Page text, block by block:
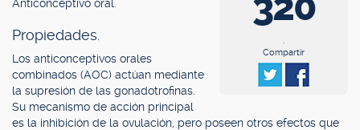
.
Compartir
Anticonceptivo oral.
Propiedades.
Los anticonceptivos orales
combinados (AOC) actúan mediante
la supresión de las gonadotrofinas.
Su mecanismo de acción principal
es la inhibición de la ovulación, pero poseen otros efectos que